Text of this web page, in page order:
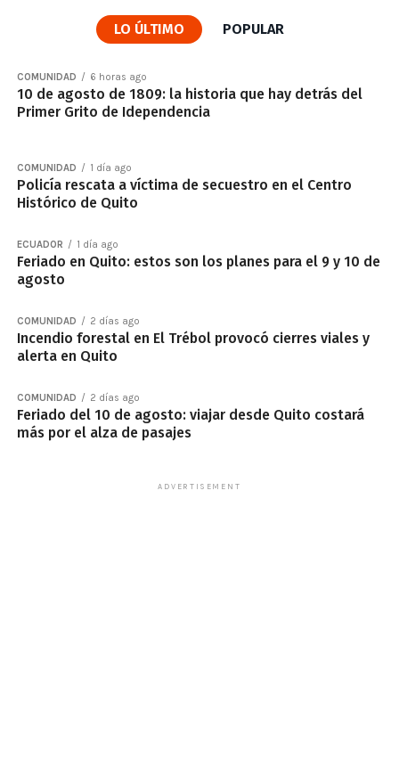
LO ÚLTIMO POPULAR
COMUNIDAD 6 horas ago
10 de agosto de 1809: la historia que hay detrás del
Primer Grito de Idependencia
COMUNIDAD 1 día ago
Policía rescata a víctima de secuestro en el Centro
Histórico de Quito
ECUADOR 1 día ago
Feriado en Quito: estos son los planes para el 9 y 10 de
agosto
COMUNIDAD 2 días ago
Incendio forestal en El Trébol provocó cierres viales y
alerta en Quito
COMUNIDAD 2 días ago
Feriado del 10 de agosto: viajar desde Quito costará
más por el alza de pasajes
ADVERTISEMENT